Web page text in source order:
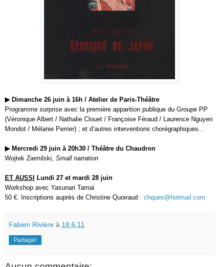
▶ Dimanche 26 juin à 16h / Atelier de Paris-Théâtre
Programme surprise avec la première apparition publique du Groupe PP
(Véronique Albert / Nathalie Clouet / Françoise Féraud / Laurence Nguyen
Mondot / Mélanie Perrier) ; et d’autres interventions chorégraphiques…
▶ Mercredi 29 juin à 20h30 / Théâtre du Chaudron
Wojtek Ziemilski, Small narration
ET AUSSI
Lundi 27 et mardi 28 juin
Workshop avec Yasunari Tamai
50 €. Inscriptions auprès de Christine Quoiraud : chques@hotmail.com
Fabien Rivière à 18.6.11
Partager